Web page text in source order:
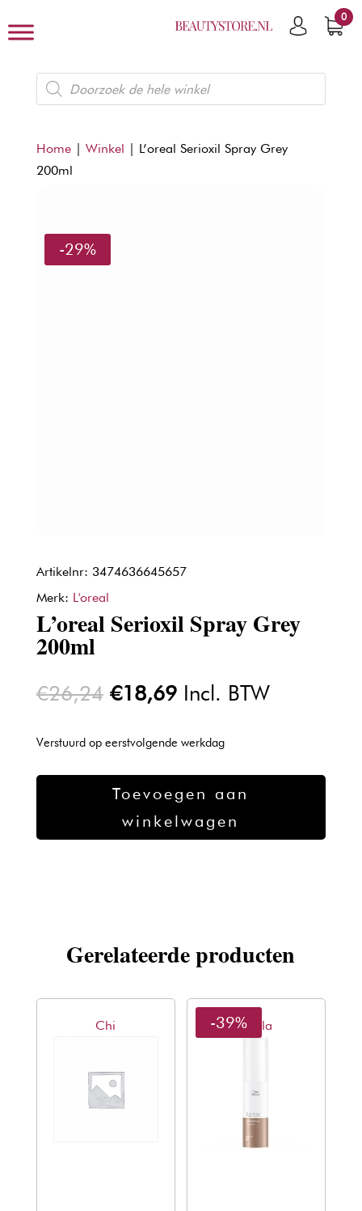
0
Producten
zoeken
Home| Winkel | L’oreal Serioxil Spray Grey
200ml
-29%
Artikelnr: 3474636645657
Merk: L'oreal
L’oreal Serioxil Spray Grey
200ml
€26,24 Oorspronkelijke
was:
€18,69Huidige
is:
Incl. BTW
Verstuurd op eerstvolgende werkdag
L'oreal
Grey
Toevoegen aan
winkelwagen
Gerelateerde producten
Chi Wella
-39%